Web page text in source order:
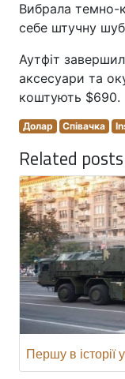
Вибрала темно-
себе штучну
Аутфіт
аксесуари та
коштують $690.
Долар Співачка
Related posts
Першу в історії